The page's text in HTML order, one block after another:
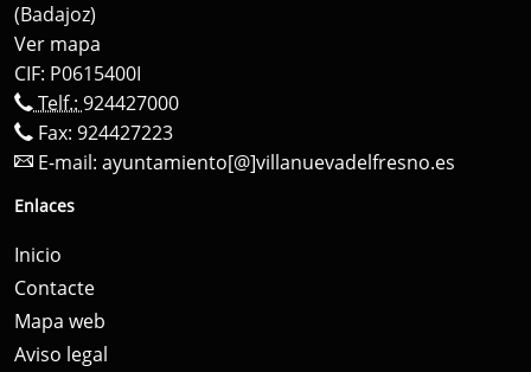
(Badajoz)
Ver mapa
CIF: P0615400I
Telf.: 924427000
Fax: 924427223
E-mail: ayuntamiento[@]villanuevadelfresno.es
Enlaces
Inicio
Contacte
Mapa web
Aviso legal